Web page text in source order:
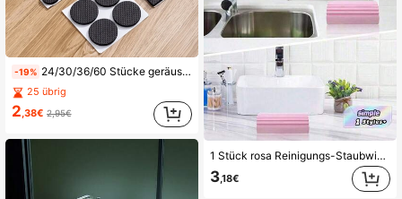
-19% 24/30/36/60 Stücke geräuschreduzierende Stuhlbeinschoner, rutschfeste Möbelpolster für Esszimmerstühle und Tische, strapazierfähiges Material mit Metallkappen - andere Typen, für eine ruhige Wohnumgebung
25 übrig
2,38€ 2,95€
1 Stück rosa Reinigungs-Staubwisch-Schwamm Feuchtwisch-Werkzeug -Wiederverwendbare Haushalts-Schwämme Staubwischer Magischer Staubschwamm Geeignet zum Reinigen von Jalousien, Glas, Fußleisten, Lüftungsschlitzen, Spiegeln, Fensterschienen-Rillen, Küche, Badezimmer, Zuhause, Haushaltsartikel
3,18€